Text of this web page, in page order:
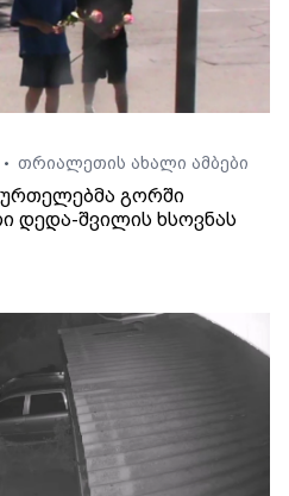
• თრიალეთის ახალი ამბები
გორში
დედა-შვილის ხსოვნას